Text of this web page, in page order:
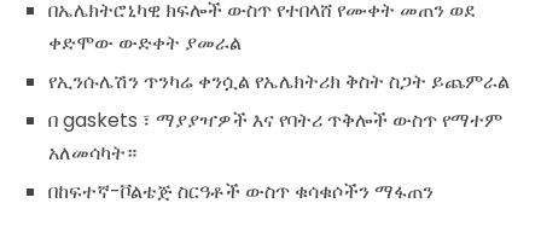
በኤሌክትሮኒካዊ ክፍሎች ውስጥ የተበላሸ የሙቀት መጠን ወደ
ቀድሞው ውድቀት ያመራል
የኢንሱሌሽን ጥንካሬ ቀንሷል የኤሌክትሪክ ቅስት ስጋት ይጨምራል
በ gaskets ፣ ማያያዣዎች እና የባትሪ ጥቅሎች ውስጥ የማተም
አለመሳካት።
በከፍተኛ-ቮልቴጅ ስርዓቶች ውስጥ ቁሳቁሶችን ማፋጠን